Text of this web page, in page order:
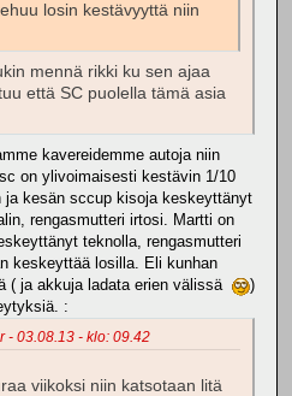
losin kestävyyttä niin
mennä rikki ku sen ajaa
että SC puolella tämä asia
kavereidemme autoja niin
on ylivoimaisesti kestävin 1/10
ja kesän sccup kisoja keskeyttänyt
rengasmutteri irtosi. Martti on
teknolla, rengasmutteri
keskeyttää losilla. Eli kunhan
( ja akkuja ladata erien välissä
)
:
- 03.08.13 - klo: 09.42
viikoksi niin katsotaan litä